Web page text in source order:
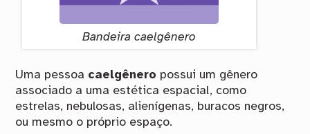
Bandeira caelgênero
Uma pessoa caelgênero possui um gênero
associado a uma estética espacial, como
estrelas, nebulosas, alienígenas, buracos negros,
ou mesmo o próprio espaço.